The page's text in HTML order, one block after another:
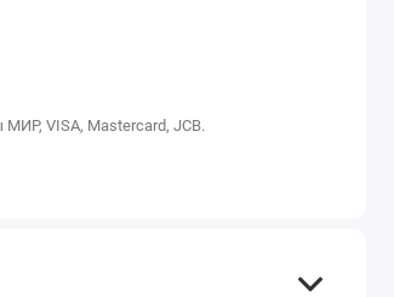
VISA, Mastercard, JCB.